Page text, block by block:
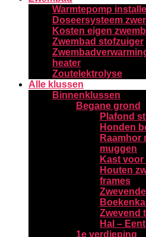
Warmtepomp
Doseersysteem
Kosten eigen
Zwembad stofzuiger
heater
Zoutelektrolyse
Alle klussen
Binnenklussen
Begane grond
Plafond
Honden
Raamhor
muggen
Kast
Houten
frames
Zwevend
Hal –
1e verdieping